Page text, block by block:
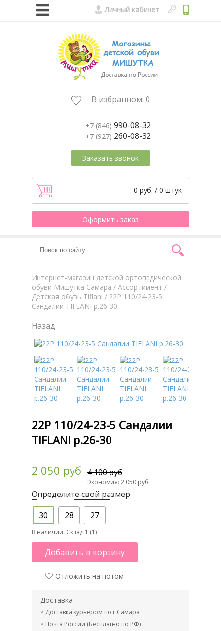
Личный кабинет
В избранном: 0
+7 (846) 990-08-32
+7 (927) 260-08-32
Заказать звонок
0 руб. / 0 штук
Оформить заказ
Интернет-магазин детской ортопедической
обуви Мишутка Самара / Aссортимент /
Детская обувь Tiflani / 22Р 110/24-23-5
Сандалии TIFLANI р.26-30
Назад
22Р 110/24-23-5 Сандалии
TIFLANI р.26-30
2 050 руб 4 100 руб
Экономия: 2 050 руб
Определите свой размер
30
28 27
В наличии: Склад 1 (1)
Добавить в корзину
Отложить на потом
Доставка
Доставка курьером по г.Самара
Почта России.(Бесплатно по РФ)